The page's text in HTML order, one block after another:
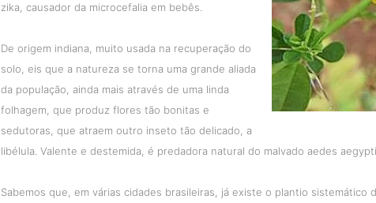
zika, causador da microcefalia em bebês.
De origem indiana, muito usada na recuperação do
solo, eis que a natureza se torna uma grande aliada
da população, ainda mais através de uma linda
folhagem, que produz flores tão bonitas e
sedutoras, que atraem outro inseto tão delicado, a
libélula. Valente e destemida, é predadora natural do malvado aedes aegypti.
Sabemos que, em várias cidades brasileiras, já existe o plantio sistemático